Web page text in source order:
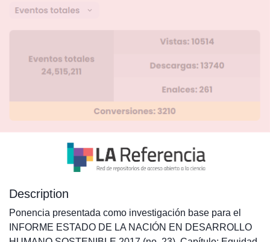
Description
Ponencia presentada como investigación base para el
INFORME ESTADO DE LA NACIÓN EN DESARROLLO